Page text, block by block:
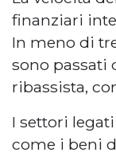
finanziari
In meno di
sono passati
ribassista,
I settori
come i beni